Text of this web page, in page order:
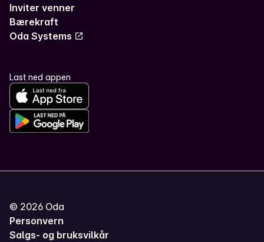
Inviter venner
Bærekraft
Oda Systems
Last ned appen
© 2026 Oda
Personvern
Salgs- og bruksvilkår